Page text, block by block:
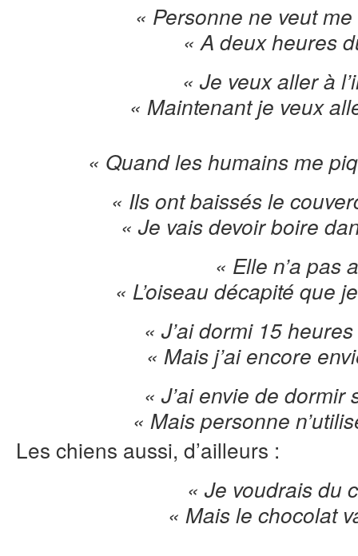
« Personne ne veut
« A deux heures
« Je veux aller à
« Maintenant je veux
« Quand les humains me
« Ils ont baissés le
« Je vais devoir boire
« Elle n’a pas
« L’oiseau décapité que
« J’ai dormi 15
« Mais j’ai encore
« J’ai envie de dormir
« Mais personne
Les chiens aussi, d’ailleurs :
« Je voudrais du
« Mais le chocolat